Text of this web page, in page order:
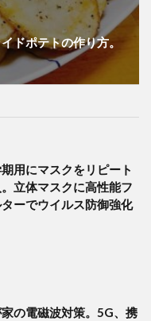
ドポテトの作り方。
用にマスクをリピート
立体マスクに高性能フ
ターでウイルス防御強化
の電磁波対策。5G、携